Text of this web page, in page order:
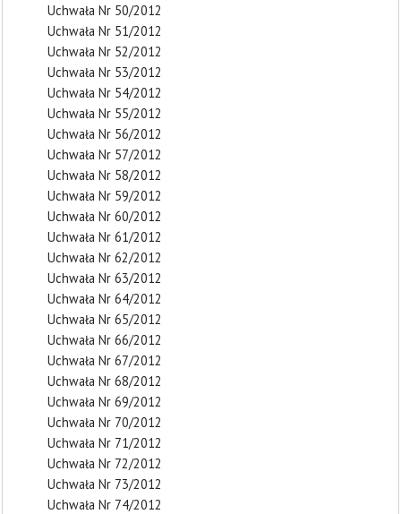
Uchwała Nr 50/2012
Uchwała Nr 51/2012
Uchwała Nr 52/2012
Uchwała Nr 53/2012
Uchwała Nr 54/2012
Uchwała Nr 55/2012
Uchwała Nr 56/2012
Uchwała Nr 57/2012
Uchwała Nr 58/2012
Uchwała Nr 59/2012
Uchwała Nr 60/2012
Uchwała Nr 61/2012
Uchwała Nr 62/2012
Uchwała Nr 63/2012
Uchwała Nr 64/2012
Uchwała Nr 65/2012
Uchwała Nr 66/2012
Uchwała Nr 67/2012
Uchwała Nr 68/2012
Uchwała Nr 69/2012
Uchwała Nr 70/2012
Uchwała Nr 71/2012
Uchwała Nr 72/2012
Uchwała Nr 73/2012
Uchwała Nr 74/2012